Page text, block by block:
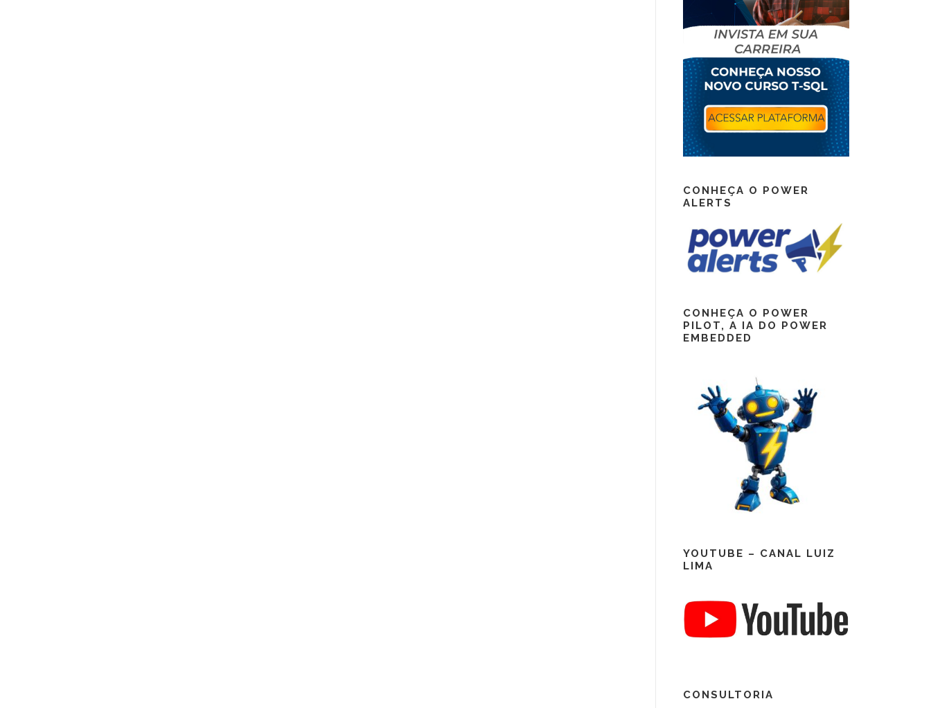
CONHEÇA O POWER
ALERTS
CONHEÇA O POWER
PILOT, A IA DO POWER
EMBEDDED
YOUTUBE – CANAL LUIZ
LIMA
CONSULTORIA